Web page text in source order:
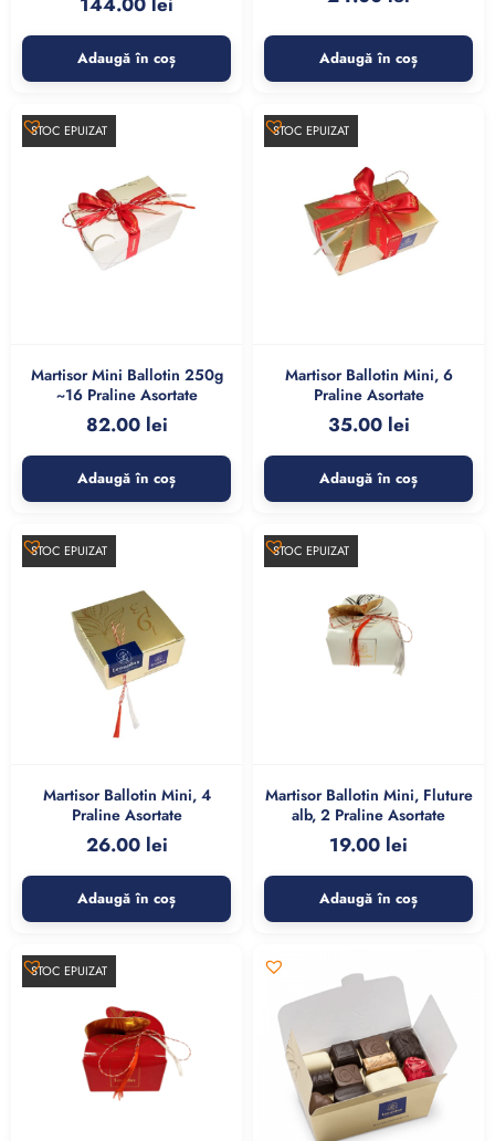
Adaugă în coș Adaugă în coș
STOC EPUIZAT
Martisor Mini Ballotin 250g
~16 Praline Asortate
82.00 lei
Adaugă în coș
STOC EPUIZAT
Martisor Ballotin Mini, 6
Praline Asortate
35.00 lei
Adaugă în coș
STOC EPUIZAT
Martisor Ballotin Mini, 4
Praline Asortate
26.00 lei
Adaugă în coș
STOC EPUIZAT
Martisor Ballotin Mini, Fluture
alb, 2 Praline Asortate
19.00 lei
Adaugă în coș
STOC EPUIZAT